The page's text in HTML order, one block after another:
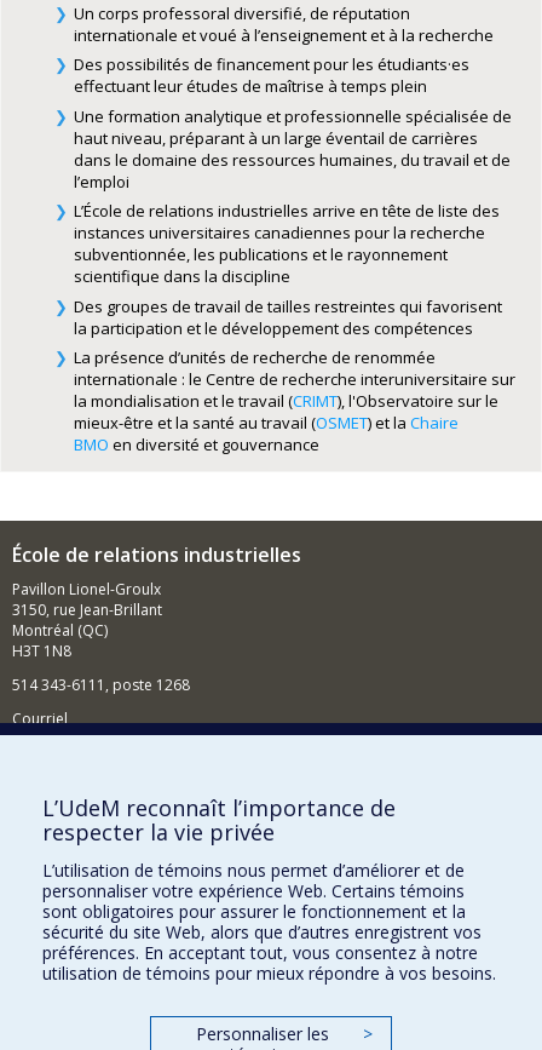
Un corps professoral diversifié, de réputation
internationale et voué à l’enseignement et à la recherche
Des possibilités de financement pour les étudiants·es
effectuant leur études de maîtrise à temps plein
Une formation analytique et professionnelle spécialisée de
haut niveau, préparant à un large éventail de carrières
dans le domaine des ressources humaines, du travail et de
l’emploi
L’École de relations industrielles arrive en tête de liste des
instances universitaires canadiennes pour la recherche
subventionnée, les publications et le rayonnement
scientifique dans la discipline
Des groupes de travail de tailles restreintes qui favorisent
la participation et le développement des compétences
La présence d’unités de recherche de renommée
internationale : le Centre de recherche interuniversitaire sur
la mondialisation et le travail (CRIMT), l'Observatoire sur le
mieux-être et la santé au travail (OSMET) et la Chaire
BMO en diversité et gouvernance
École de relations industrielles
Pavillon Lionel-Groulx
3150, rue Jean-Brillant
Montréal (QC)
H3T 1N8
514 343-6111, poste 1268
Courriel
Comment soutenir l'École?
BESOIN D'AIDE?
Plan du site
Signaler une erreur
Accessibilité
FACULTÉ DES ARTS ET DES SCIENCES
Nos départements et écoles
L’UdeM reconnaît l’importance de
respecter la vie privée
L’utilisation de témoins nous permet d’améliorer et de
personnaliser votre expérience Web. Certains témoins
sont obligatoires pour assurer le fonctionnement et la
sécurité du site Web, alors que d’autres enregistrent vos
préférences. En acceptant tout, vous consentez à notre
utilisation de témoins pour mieux répondre à vos besoins.
Personnaliser les
>